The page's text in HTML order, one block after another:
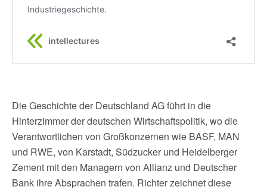
Die Geschichte der Deutschland AG führt in die
Hinterzimmer der deutschen Wirtschaftspolitik, wo die
Verantwortlichen von Großkonzernen wie BASF, MAN
und RWE, von Karstadt, Südzucker und Heidelberger
Zement mit den Managern von Allianz und Deutscher
Bank ihre Absprachen trafen. Richter zeichnet diese